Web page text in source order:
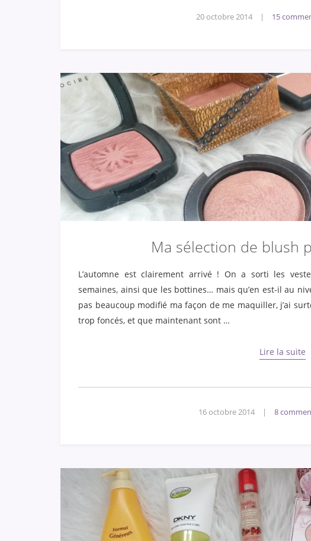
20 octobre 2014 | 15
Ma sélection de blush
L’automne est clairement arrivé ! On a sorti les
semaines, ainsi que les bottines… mais qu’en est-il au
pas beaucoup modifié ma façon de me maquiller, j’ai
trop foncés, et que maintenant sont …
Lire la suite
16 octobre 2014 | 8